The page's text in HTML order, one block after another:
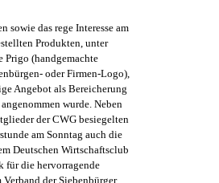
sowie das rege Interesse am
Produkten, unter
Prigo (handgemachte
oder Firmen-Logo),
Angebot als Bereicherung
wurde. Neben
der CWG besiegelten
am Sonntag auch die
Deutschen Wirtschaftsclub
für die hervorragende
der Siebenbürger